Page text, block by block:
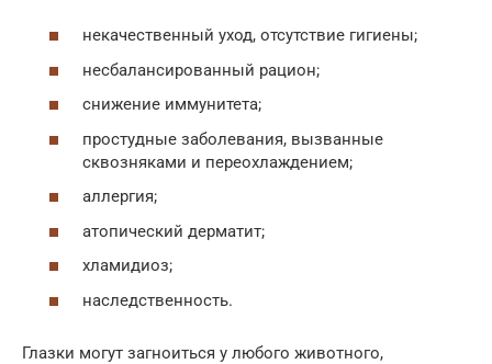
некачественный уход, отсутствие гигиены;
несбалансированный рацион;
снижение иммунитета;
простудные заболевания, вызванные
сквозняками и переохлаждением;
аллергия;
атопический дерматит;
хламидиоз;
наследственность.
Глазки могут загноиться у любого животного,